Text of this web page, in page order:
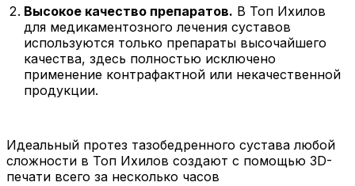
Высокое качество препаратов. В Топ Ихилов
для медикаментозного лечения суставов
используются только препараты высочайшего
качества, здесь полностью исключено
применение контрафактной или некачественной
продукции.
Идеальный протез тазобедренного сустава любой
сложности в Топ Ихилов создают с помощью 3D-
печати всего за несколько часов